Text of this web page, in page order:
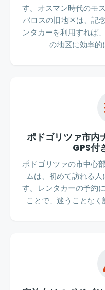
す。オスマン時代のモ
バロスの旧地区は、記
ンタカーを利用すれば
の地区に効率的
ポドゴリツァ市内
GPS付
ポドゴリツァの市中心
ムは、初めて訪れる
す。レンタカーの予約
ことで、迷うことなく